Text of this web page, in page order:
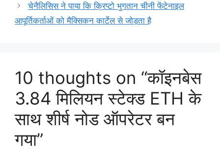
चेनैलिसिस ने पाया कि क्रिप्टो भुगतान चीनी फेंटेनाइल
आपूर्तिकर्ताओं को मैक्सिकन कार्टेल से जोड़ता है
10 thoughts on “कॉइनबेस
3.84 मिलियन स्टेक्ड ETH के
साथ शीर्ष नोड ऑपरेटर बन
गया”